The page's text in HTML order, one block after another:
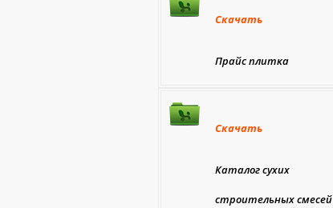
Скачать
Прайс плитка
Скачать
Каталог сухих
строительных смесей